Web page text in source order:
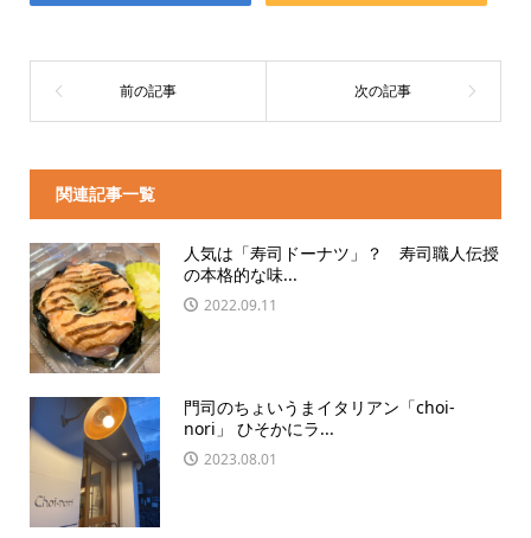
関連記事一覧
人気は「寿司ドーナツ」？ 寿司職人伝授
の本格的な味...
2022.09.11
門司のちょいうまイタリアン「choi-
nori」 ひそかにラ...
2023.08.01